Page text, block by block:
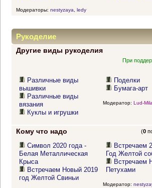
Модераторы: nestyzaya ledy
Рукоделие
Другие виды рукоделия
При
Различные виды
вышивки
Различные виды
вязания
Куклы и игрушки
Поделки
Бумага-арт
Модератор: Lud-
Кому что надо (0
Символ 2020 года -
Белая Металлическая
Крыса
Встречаем Новый 2019
год Желтой Свиньи
Встречаем
Год Желтой
Встречаем
Петухами
Модератор: